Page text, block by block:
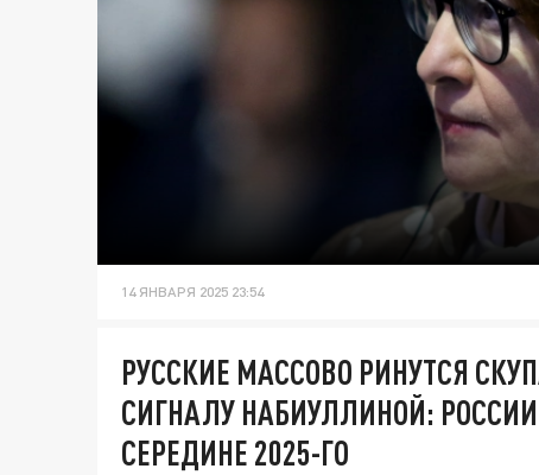
14 ЯНВАРЯ 2025 23:54
РУССКИЕ МАССОВО РИНУТСЯ
СИГНАЛУ НАБИУЛЛИНОЙ:
СЕРЕДИНЕ 2025-ГО